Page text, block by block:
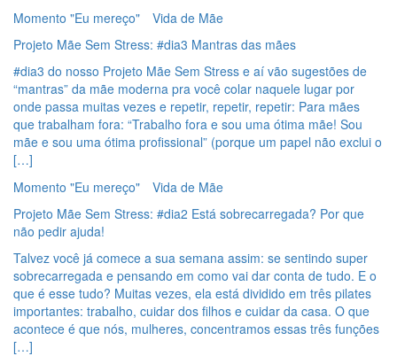
Momento "Eu mereço"
Vida de Mãe
Projeto Mãe Sem Stress: #dia3 Mantras das mães
#dia3 do nosso Projeto Mãe Sem Stress e aí vão sugestões de
“mantras” da mãe moderna pra você colar naquele lugar por
onde passa muitas vezes e repetir, repetir, repetir: Para mães
que trabalham fora: “Trabalho fora e sou uma ótima mãe! Sou
mãe e sou uma ótima profissional” (porque um papel não exclui o
[…]
Momento "Eu mereço"
Vida de Mãe
Projeto Mãe Sem Stress: #dia2 Está sobrecarregada? Por que
não pedir ajuda!
Talvez você já comece a sua semana assim: se sentindo super
sobrecarregada e pensando em como vai dar conta de tudo. E o
que é esse tudo? Muitas vezes, ela está dividido em três pilates
importantes: trabalho, cuidar dos filhos e cuidar da casa. O que
acontece é que nós, mulheres, concentramos essas três funções
[…]